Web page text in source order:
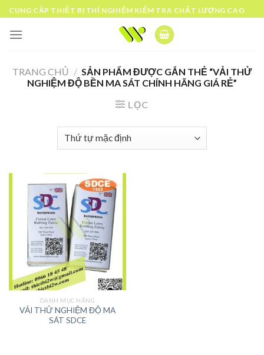
Skip
to
content
CUNG CẤP THIẾT BỊ THÍ NGHIỆM KIỂM TRA CHẤT LƯỢNG CAO
TRANG CHỦ / SẢN PHẨM ĐƯỢC GẮN THẺ “VẢI THỬ
NGHIỆM ĐỘ BỀN MA SÁT CHÍNH HÃNG GIÁ RẺ”
LỌC
DANH MỤC HÃNG
VẢI THỬ NGHIỆM ĐỘ MA
SÁT SDCE